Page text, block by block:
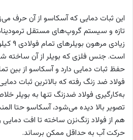
این ثبات دمایی که آسکاسو از آن حرف
تازه و سیستم گروپ‌های مستقل
زیادی
است. جنس فلزی که بویلر از آن ساخته
حفظ ثبات دمایی دارد و آسکاسو از بین
فولاد ضد زنگ رفته که بالاترین ثبات
به‌کارگیری فولاد ضدزنگ تنها به بویلر
تصویر بالا دیده می‌شود، آسکاسو حتا
هم از فولاد زنگ‌نزن ساخته تا افت دمایی
حرکت آب به حداقل ممکن برساند.